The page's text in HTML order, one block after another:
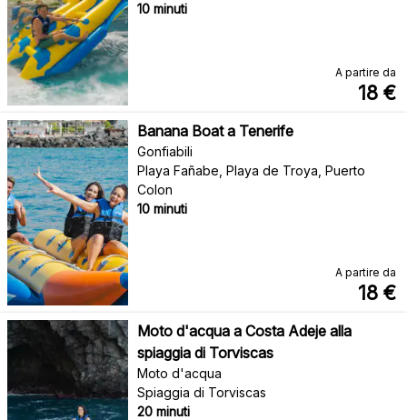
10 minuti
A partire da
18 €
Banana Boat a Tenerife
Gonfiabili
Playa Fañabe, Playa de Troya, Puerto
Colon
10 minuti
A partire da
18 €
Moto d'acqua a Costa Adeje alla
spiaggia di Torviscas
Moto d'acqua
Spiaggia di Torviscas
20 minuti